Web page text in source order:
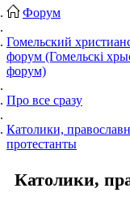
Форум
Гомельский
форум (Гомельскі
форум)
Про все сразу
Католики,
протестанты
Католики,